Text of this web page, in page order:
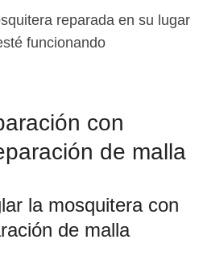
reparada en su lugar
funcionando
con
de malla
la mosquitera con
de malla